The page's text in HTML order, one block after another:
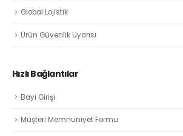
Global Lojistik
Ürün Güvenlik Uyarısı
Hızlı Bağlantılar
Bayi Girişi
Müşteri Memnuniyet Formu